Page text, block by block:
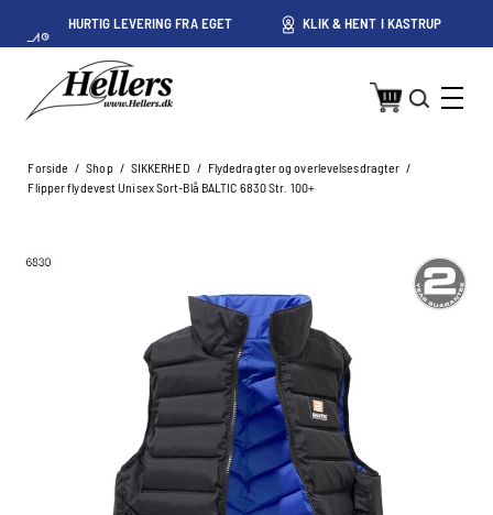
HURTIG LEVERING FRA EGET
LAGER I KASTRUP
KLIK & HENT I KASTRUP
Forside / Shop / SIKKERHED / Flydedragter og overlevelsesdragter /
Flipper flydevest Unisex Sort-Blå BALTIC 6830 Str. 100+